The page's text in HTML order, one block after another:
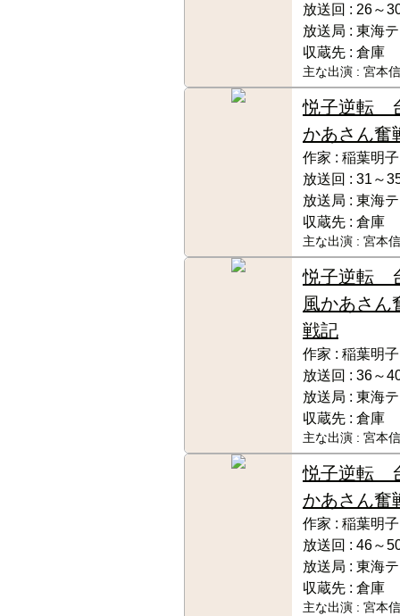
放送回 : 26～
放送局 : 東海
収蔵先 : 倉庫
主な出演 : 宮本
悦子逆転
かあさん奮
作家 : 稲葉明子
放送回 : 31～
放送局 : 東海
収蔵先 : 倉庫
主な出演 : 宮本
悦子逆転
風かあさん
戦記
作家 : 稲葉明子
放送回 : 36～
放送局 : 東海
収蔵先 : 倉庫
主な出演 : 宮本
悦子逆転
かあさん奮
作家 : 稲葉明子
放送回 : 46～
放送局 : 東海
収蔵先 : 倉庫
主な出演 : 宮本